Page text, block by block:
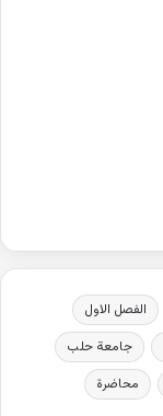
الفصل الاول
جامعة حلب
محاضرة